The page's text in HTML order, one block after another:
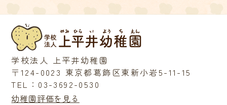
学校法人 上平井幼稚園
〒124-0023 東京都葛飾区東新小岩5-11-15
TEL：03-3692-0530
幼稚園評価を見る